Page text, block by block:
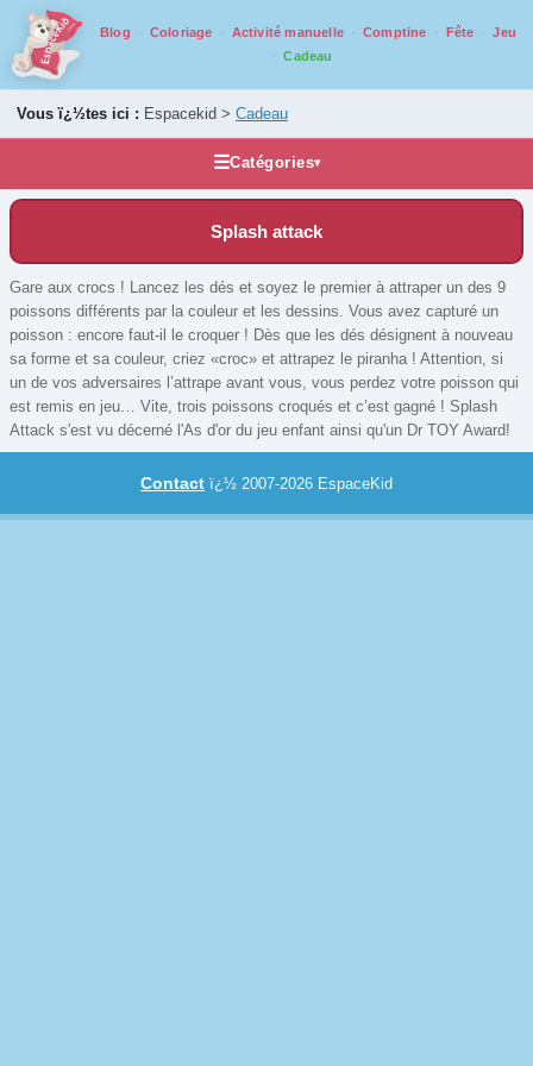
Blog Coloriage Activité manuelle Comptine Fête
Jeu
Cadeau
Vous ï¿½tes ici : Espacekid > Cadeau
☰Catégories▾
Idée cadeau
Grands classiques
Jeux de voyage
Jeux pour ados/adultes
Jeux pour juniors
Splash attack
Gare aux crocs ! Lancez les dés et soyez le premier à attraper un des 9
poissons différents par la couleur et les dessins. Vous avez capturé un
poisson : encore faut-il le croquer ! Dès que les dés désignent à nouveau
sa forme et sa couleur, criez «croc» et attrapez le piranha ! Attention, si
un de vos adversaires l’attrape avant vous, vous perdez votre poisson qui
est remis en jeu… Vite, trois poissons croqués et c’est gagné ! Splash
Attack s'est vu décerné l'As d'or du jeu enfant ainsi qu'un Dr TOY Award!
Contact ï¿½ 2007-2026 EspaceKid